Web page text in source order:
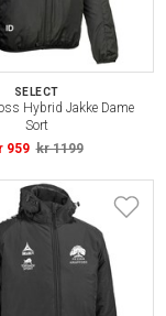
SELECT
Hybrid Jakke Dame
Sort
959 kr 1199